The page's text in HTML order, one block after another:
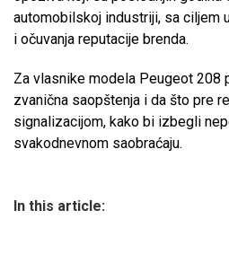
automobilskoj industriji, sa ciljem
i očuvanja reputacije brenda.
Za vlasnike modela Peugeot 208
zvanična saopštenja i da što pre
signalizacijom, kako bi izbegli
svakodnevnom saobraćaju.
In this article: